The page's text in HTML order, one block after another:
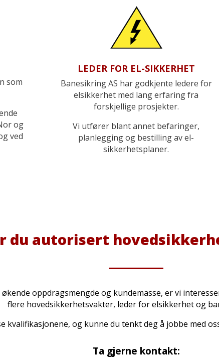
som
og
ved
LEDER FOR EL-SIKKERHET
Banesikring AS har godkjente ledere for
elsikkerhet med lang erfaring fra
forskjellige prosjekter.
Vi utfører blant annet befaringer,
planlegging og bestilling av el-
sikkerhetsplaner.
du autorisert
økende oppdragsmengde og kundemasse, er vi
flere hovedsikkerhetsvakter, leder for elsikkerhet og
kvalifikasjonene, og kunne du tenkt deg å jobbe med
Ta gjerne kontakt: